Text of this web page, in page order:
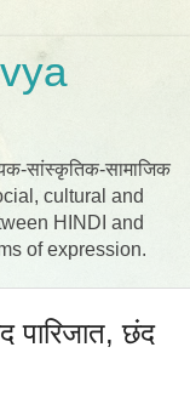
सांस्कृतिक-सामाजिक
cultural and
HINDI and
of expression.
पारिजात, छंद